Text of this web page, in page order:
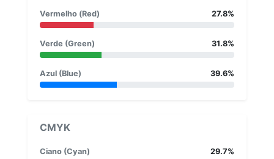
Vermelho (Red) 27.8%
Verde (Green) 31.8%
Azul (Blue) 39.6%
CMYK
Ciano (Cyan) 29.7%